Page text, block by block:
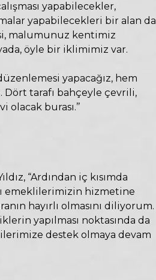
yapabilecekler,
yapabilecekleri bir alan da
malumunuz kentimiz
öyle bir iklimimiz var.
yapacağız, hem
Dört tarafı bahçeyle çevrili,
burası.’’
“Ardından iç kısımda
emeklilerimizin hizmetine
hayırlı olmasını diliyorum.
yapılması noktasında da
destek olmaya devam